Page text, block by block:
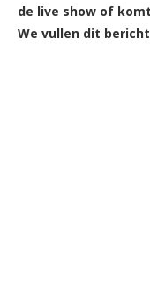
de live show of
We vullen dit